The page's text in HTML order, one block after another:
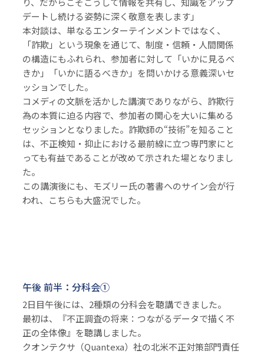
デートし続ける姿勢に深く敬意を表します」
本対談は、単なるエンターテインメントではなく、
「詐欺」という現象を通じて、制度・信頼・人間関係
の構造にもふれられ、参加者に対して「いかに見るべ
きか」「いかに語るべきか」を問いかける意義深いセ
ッションでした。
コメディの文脈を活かした講演でありながら、詐欺行
為の本質に迫る内容で、参加者の関心を大いに集める
セッションとなりました。詐欺師の“技術”を知ること
は、不正検知・抑止における最前線に立つ専門家にと
っても有益であることが改めて示された場となりまし
た。
この講演後にも、モズリー氏の著書へのサイン会が行
われ、こちらも大盛況でした。
午後 前半：分科会①
2日目午後には、2種類の分科会を聴講できました。
最初は、『不正調査の将来：つながるデータで描く不
正の全体像』を聴講しました。
クオンテクサ（Quantexa）社の北米不正対策部門責任